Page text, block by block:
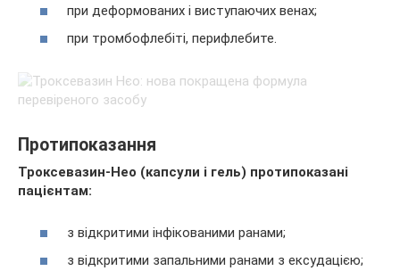
при деформованих і виступаючих венах;
при тромбофлебіті, перифлебите.
Протипоказання
Троксевазин-Нео (капсули і гель) протипоказані
пацієнтам:
з відкритими інфікованими ранами;
з відкритими запальними ранами з ексудацією;